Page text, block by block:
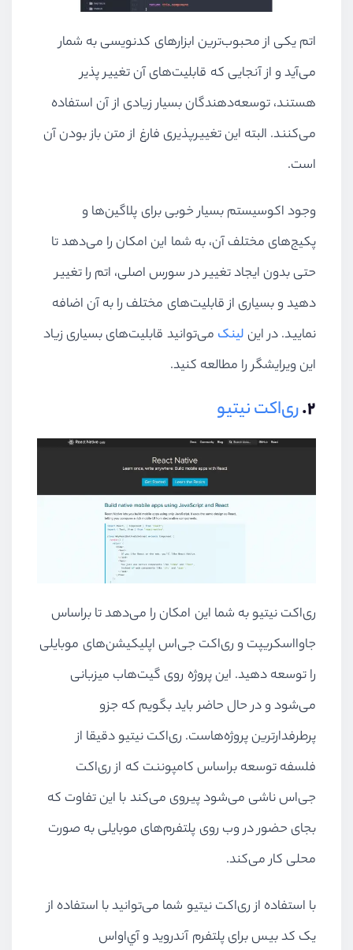
اتم یکی از محبوب‌ترین ابزارهای کدنویسی به شمار
می‌آید و از آنجایی که قابلیت‌های آن تغییر پذیر
هستند، توسعه‌دهندگان بسیار زیادی از آن استفاده
می‌کنند. البته این تغییرپذیری فارغ از متن باز بودن آن
است.
وجود اکوسیستم بسیار خوبی برای پلاگین‌ها و
پکیج‌های مختلف آن، به شما این امکان را می‌دهد تا
حتی بدون ایجاد تغییر در سورس اصلی، اتم را تغییر
دهید و بسیاری از قابلیت‌های مختلف را به آن اضافه
نمایید. در این لینک می‌توانید قابلیت‌های بسیاری زیاد
این ویرایشگر را مطالعه کنید.
۲. ری‌اکت نیتیو
ری‌اکت نیتیو به شما این امکان را می‌دهد تا براساس
جاوااسکریپت و ری‌اکت جی‌اس اپلیکیشن‌های موبایلی
را توسعه دهید. این پروژه روی گیت‌هاب میزبانی
می‌شود و در حال حاضر باید بگویم که جزو
پرطرفدارترین پروژه‌هاست. ری‌اکت نیتیو دقیقا از
فلسفه توسعه براساس کامپوننت که از ری‌اکت
جی‌اس ناشی می‌شود پیروی می‌کند با این تفاوت که
بجای حضور در وب روی پلتفرم‌های موبایلی به صورت
محلی کار می‌کند.
با استفاده از ری‌اکت نیتیو شما می‌توانید با استفاده از
یک کد بیس برای پلتفرم آندروید و آي‌او‌اس